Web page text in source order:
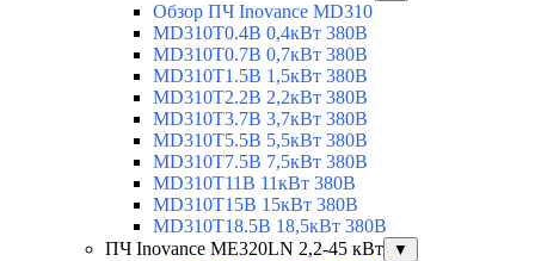
Обзор ПЧ Inovance MD310
MD310T0.4B 0,4кВт 380В
MD310T0.7B 0,7кВт 380В
MD310T1.5B 1,5кВт 380В
MD310T2.2B 2,2кВт 380В
MD310T3.7B 3,7кВт 380В
MD310T5.5B 5,5кВт 380В
MD310T7.5B 7,5кВт 380В
MD310T11B 11кВт 380В
MD310T15B 15кВт 380В
MD310T18.5B 18,5кВт 380В
ПЧ Inovance ME320LN 2,2-45 кВт
▼